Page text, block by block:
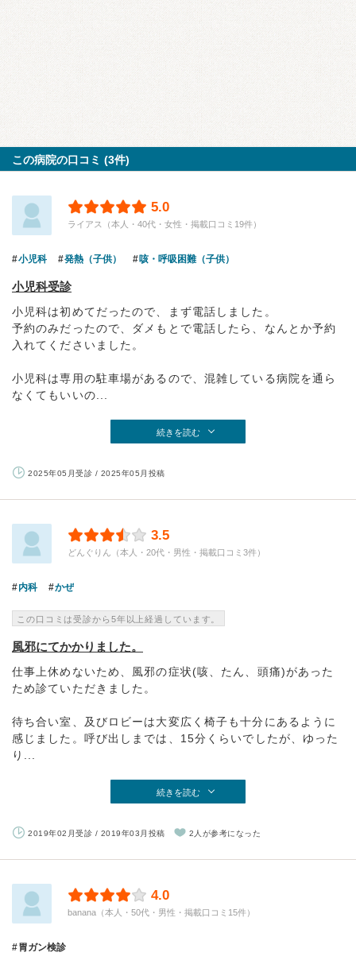
この病院の口コミ (3件)
5.0
ライアス（本人・40代・女性・掲載口コミ19件）
小児科 発熱（子供） 咳・呼吸困難（子供）
小児科受診
小児科は初めてだったので、まず電話しました。
予約のみだったので、ダメもとで電話したら、なんとか予約
入れてくださいました。
小児科は専用の駐車場があるので、混雑している病院を通ら
なくてもいいの...
続きを読む
2025年05月受診 / 2025年05月投稿
3.5
どんぐりん（本人・20代・男性・掲載口コミ3件）
内科 かぜ
この口コミは受診から5年以上経過しています。
風邪にてかかりました。
仕事上休めないため、風邪の症状(咳、たん、頭痛)があった
ため診ていただきました。
待ち合い室、及びロビーは大変広く椅子も十分にあるように
感じました。呼び出しまでは、15分くらいでしたが、ゆった
り...
続きを読む
2019年02月受診 / 2019年03月投稿 2人が参考になった
4.0
banana（本人・50代・男性・掲載口コミ15件）
胃ガン検診